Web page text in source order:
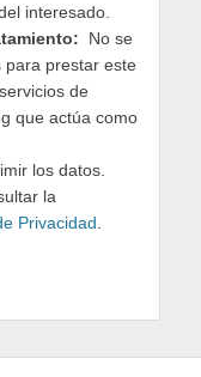
interesado.
No se
prestar este
de
que actúa como
los datos.
la
Privacidad